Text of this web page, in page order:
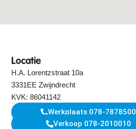
Locatie
H.A. Lorentzstraat 10a
3331EE Zwijndrecht
KVK: 86041142
Werkplaats 078-7878500
Verkoop 078-2010010